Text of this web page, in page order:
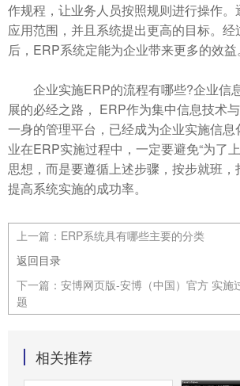
作规程，让业务人员按照规则进行操作
应用范围，并且系统提出更高的目标。经
后，ERP系统定能为企业带来更多的效益。
企业实施ERP的流程有哪些?企业信
展的必经之路， ERP作为集中信息技术
一身的管理平台，已经成为企业实施信
业在ERP实施过程中，一定要避免“为了
思想，而是要遵循上述步骤，按步就班，
提高系统实施的成功率。
上一篇： ERP系统具有哪些主要的分类
返回目录
下一篇： 安博网页版-安博（中国）官方 实施
题
相关推荐